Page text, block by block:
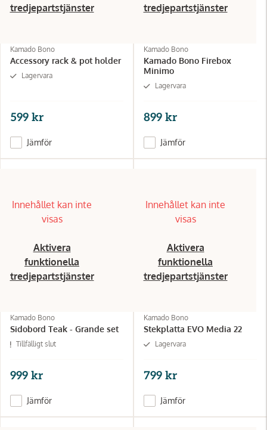
tredjepartstjänster
Kamado Bono
Accessory rack & pot holder
Lagervara
599 kr
Jämför
tredjepartstjänster
Kamado Bono
Kamado Bono Firebox
Minimo
Lagervara
899 kr
Jämför
Innehållet kan inte
visas
Aktivera
funktionella
tredjepartstjänster
Kamado Bono
Sidobord Teak - Grande set
Tillfälligt slut
999 kr
Jämför
Innehållet kan inte
visas
Aktivera
funktionella
tredjepartstjänster
Kamado Bono
Stekplatta EVO Media 22
Lagervara
799 kr
Jämför